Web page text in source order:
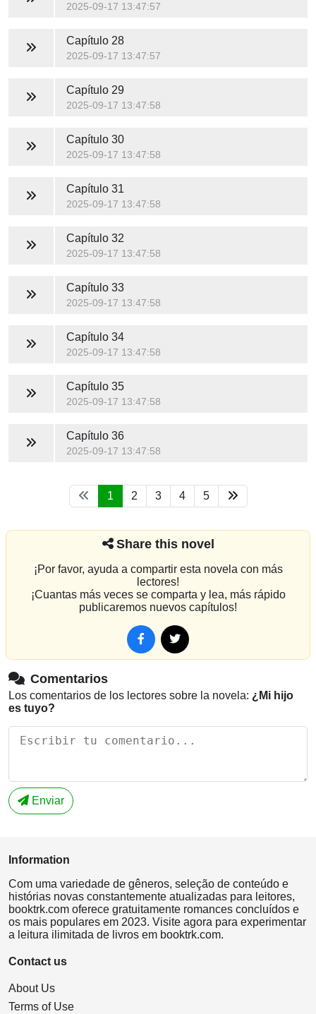
2025-09-17 13:47:57
Capítulo 28
2025-09-17 13:47:57
Capítulo 29
2025-09-17 13:47:58
Capítulo 30
2025-09-17 13:47:58
Capítulo 31
2025-09-17 13:47:58
Capítulo 32
2025-09-17 13:47:58
Capítulo 33
2025-09-17 13:47:58
Capítulo 34
2025-09-17 13:47:58
Capítulo 35
2025-09-17 13:47:58
Capítulo 36
2025-09-17 13:47:58
1 2 3 4 5
Share this novel
¡Por favor, ayuda a compartir esta novela con más
lectores!
¡Cuantas más veces se comparta y lea, más rápido
publicaremos nuevos capítulos!
Comentarios
Los comentarios de los lectores sobre la novela: ¿Mi hijo
es tuyo?
Enviar
Information
Com uma variedade de gêneros, seleção de conteúdo e
histórias novas constantemente atualizadas para leitores,
booktrk.com oferece gratuitamente romances concluídos e
os mais populares em 2023. Visite agora para experimentar
a leitura ilimitada de livros em booktrk.com.
Contact us
About Us
Terms of Use